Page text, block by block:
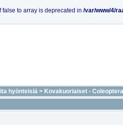
false to array is deprecated in /var/www/4/
hyönteisiä > Kovakuoriaiset - Coleoptera